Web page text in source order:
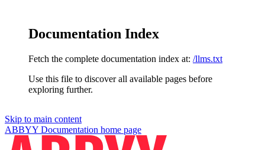
Documentation Index
Fetch the complete documentation index at: /llms.txt
Use this file to discover all available pages before
exploring further.
Skip to main content
ABBYY Documentation home page